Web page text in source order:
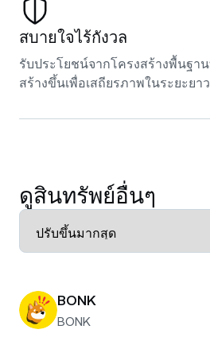
สบายใจไร้กังวล
รับประโยชน์จากโครงสร้างพื้นฐา
สร้างขึ้นเพื่อเสถียรภาพในระยะยาว
ดูสินทรัพย์อื่นๆ
BONK
BONK